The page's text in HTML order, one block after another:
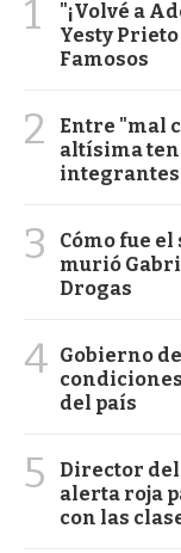
1
"¡Volvé a
Yesty
Famosos
2
Entre "mal
altísima
3
Cómo fue
murió
Drogas
4 Gobierno
del país
5
Director
alerta roja
con las